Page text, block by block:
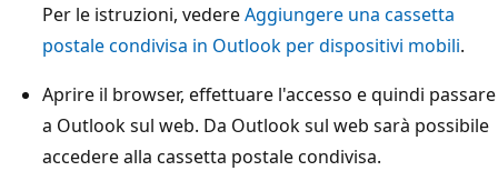
Per le istruzioni, vedereAggiungere una cassetta
postale condivisa in Outlook per dispositivi mobili.
Aprire il browser, effettuare l'accesso e quindi passare
a Outlook sul web. Da Outlook sul web sarà possibile
accedere alla cassetta postale condivisa.